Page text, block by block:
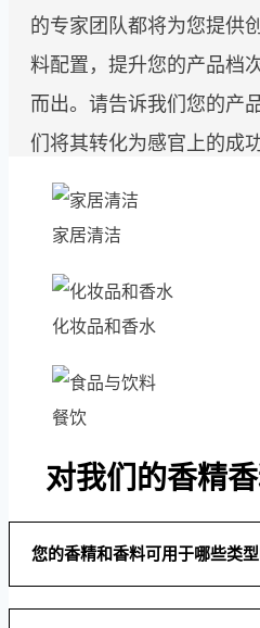
的专家团队都将为您提供
料配置，提升您的产品档
而出。请告诉我们您的产
们将其转化为感官上的成功
家居清洁
化妆品和香水
餐饮
对我们的香精
您的香精和香料可用于哪些类型